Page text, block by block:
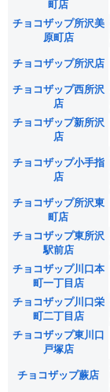
町店
チョコザップ所沢美
原町店
チョコザップ所沢店
チョコザップ西所沢
店
チョコザップ新所沢
店
チョコザップ小手指
店
チョコザップ所沢東
町店
チョコザップ東所沢
駅前店
チョコザップ川口本
町一丁目店
チョコザップ川口栄
町二丁目店
チョコザップ東川口
戸塚店
チョコザップ蕨店